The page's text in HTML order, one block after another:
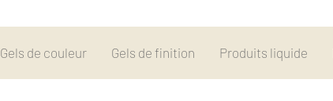
Gels de couleur Gels de finition Produits liquide